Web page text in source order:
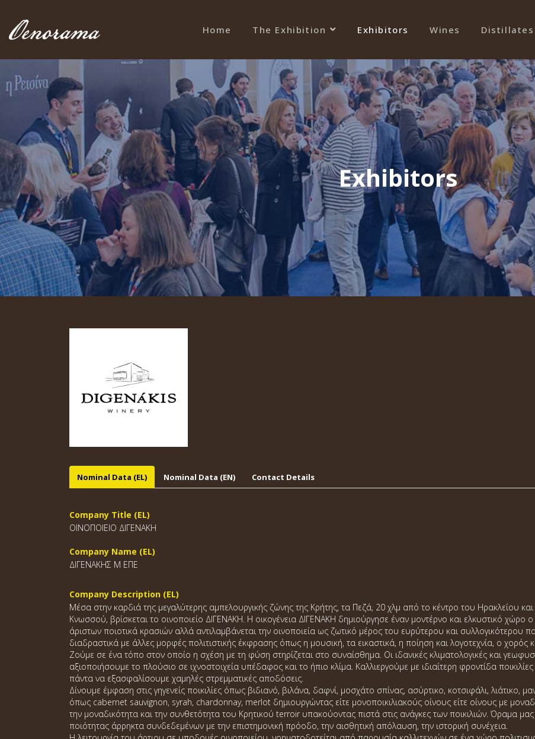
Home The Exhibition Exhibitors Wines Distillates
Exhibitors
Nominal Data (EL) Nominal Data (EN) Contact Details
Company Title (EL)
ΟΙΝΟΠΟΙΕΙΟ ΔΙΓΕΝΑΚΗ
Company Name (EL)
ΔΙΓΕΝΑΚΗΣ Μ ΕΠΕ
Company Description (EL)
Μέσα στην καρδιά της μεγαλύτερης αμπελουργικής ζώνης της Κρήτης, τα Πεζά, 20 χλμ από το κέντρο του Ηρακλείου
Κνωσσού, βρίσκεται το οινοποιείο ΔΙΓΕΝΑΚΗ. Η οικογένεια ΔΙΓΕΝΑΚΗ δημιούργησε έναν μοντέρνο και ελκυστικό χώρο
άριστων ποιοτικά κρασιών αλλά αντιλαμβάνεται την οινοποιεία ως ζωτικό μέρος του ευρύτερου και συλλογικότερου
διαδραστικά με άλλες μορφές πολιτιστικής έκφρασης όπως η μουσική, τα εικαστικά, η ποίηση και λογοτεχνία, ο χορός
Ζούμε σε ένα τόπο στον οποίο η σχέση με τη φύση στηρίζεται στο συναίσθημα. Οι ιδανικές κλιματολογικές και
αξιοποιήσουμε το πλούσιο σε ιχνοστοιχεία υπέδαφος και το ήπιο κλίμα. Καλλιεργούμε με ιδιαίτερη φροντίδα
πάντα να εξασφαλίσουμε χαμηλές στρεμματικές αποδόσεις.
Δίνουμε έμφαση στις γηγενείς ποικιλίες όπως βιδιανό, βιλάνα, δαφνί, μοσχάτο σπίνας, ασύρτικο, κοτσιφάλι, λιάτικο,
όπως cabernet sauvignon, syrah, chardonnay, merlot δημιουργώντας είτε μονοποικιλιακούς οίνους είτε οίνους με
την μοναδικότητα και την συνθετότητα του Κρητικού terroir υπακούοντας πιστά στις ανάγκες των ποικιλιών. Όραμα
ποιότητας άρρηκτα συνδεδεμένων με την επιστημονική πρόοδο, την αισθητική απόλαυση, την ιστορική συνέχεια.